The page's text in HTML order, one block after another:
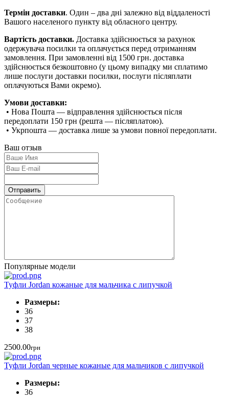
Термін доставки. Один – два дні залежно від віддаленості
Вашого населеного пункту від обласного центру.
Вартість доставки. Доставка здійснюється за рахунок
одержувача посилки та оплачується перед отриманням
замовлення. При замовленні від 1500 грн. доставка
здійснюється безкоштовно (у цьому випадку ми сплатимо
лише послуги доставки посилки, послуги післяплати
оплачуються Вами окремо).
Умови доставки:
• Нова Пошта — відправлення здійснюється після
передоплати 150 грн (решта — післяплатою).
• Укрпошта — доставка лише за умови повної передоплати.
Ваш отзыв
Популярные модели
Туфли Jordan кожаные для мальчика с липучкой
Размеры:
36
37
38
2500.00грн
Туфли Jordan черные кожаные для мальчиков с липучкой
Размеры:
36